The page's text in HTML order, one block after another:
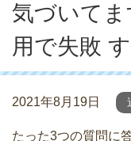
気づいて
用で失敗
2021年8月19日
たった3つの質問に